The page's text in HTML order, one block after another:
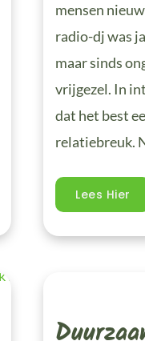
mensen
radio-dj was
maar sinds
vrijgezel. In
dat het best
relatiebreuk.
Lees Hier
Voor